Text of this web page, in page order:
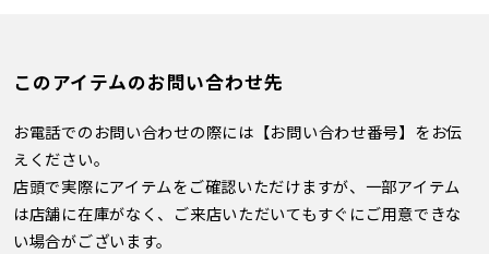
このアイテムのお問い合わせ先
お電話でのお問い合わせの際には【お問い合わせ番号】をお伝
えください。
店頭で実際にアイテムをご確認いただけますが、一部アイテム
は店舗に在庫がなく、ご来店いただいてもすぐにご用意できな
い場合がございます。